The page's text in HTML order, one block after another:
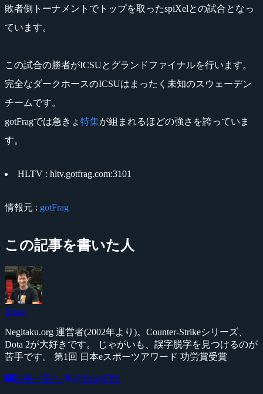
敗者側トーナメントでトップを取ったspiXelとの試合となっ
ています。
この試合の勝者がICSUとグランドファイナルを行います。
完全なダークホースのICSUはまったく未知のスウェーデン
チームです。
gotFragでは急きょ 特集が組まれるほどの強さを誇っていま
す。
HLTV : hltv.gotfrag.com:3101
情報元 : gotFrag
この記事を書いた人
Yossy
Negitaku.org 運営者(2002年より)。Counter-Strikeシリーズ、
Dota 2が大好きです。 じゃがいも、誤字脱字を見つけるのが
苦手です。 第1回 日本eスポーツアワード 功労賞受賞
記事一覧へ @YossyFPS